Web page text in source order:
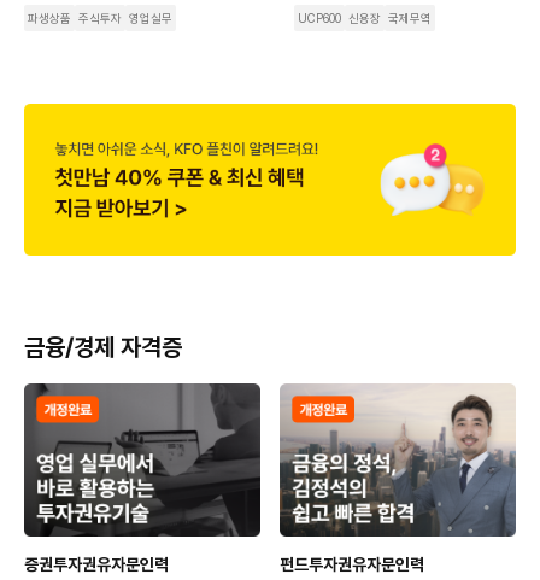
파생상품 주식투자 영업실무 UCP600 신용장 국제무역
금융/경제 자격증
증권투자권유자문인력 펀드투자권유자문인력